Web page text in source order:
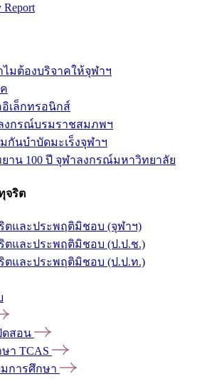
Report
ไมต้องบริจาคให้จุฬาฯ
เล็กทรอนิกส์
งกรณ์บรมราชสมภพฯ
กันบำบัดมะเร็งจุฬาฯ
าน 100 ปี จุฬาลงกรณ์มหาวิทยาลัย
จริต
ตและประพฤติมิชอบ (จุฬาฯ)
ตและประพฤติมิชอบ (ป.ป.ช.)
ตและประพฤติมิชอบ (ป.ป.ท.)
ดสอน
า TCAS
การศึกษา